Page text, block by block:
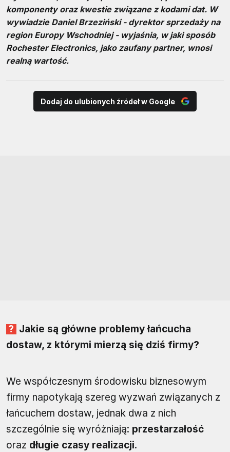
komponenty oraz kwestie związane z kodami dat. W
wywiadzie Daniel Brzeziński - dyrektor sprzedaży na
region Europy Wschodniej - wyjaśnia, w jaki sposób
Rochester Electronics, jako zaufany partner, wnosi
realną wartość.
Dodaj do ulubionych źródeł w Google
Jakie są główne problemy łańcucha
dostaw, z którymi mierzą się dziś firmy?
We współczesnym środowisku biznesowym
firmy napotykają szereg wyzwań związanych z
łańcuchem dostaw, jednak dwa z nich
szczególnie się wyróżniają: przestarzałość
oraz długie czasy realizacji.